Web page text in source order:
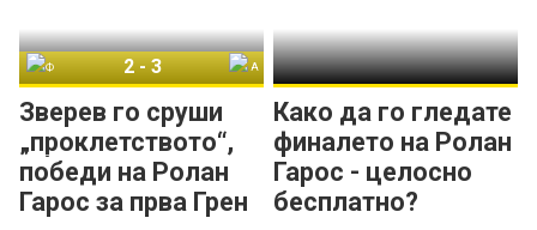
Зверев го сруши
„проклетството“,
победи на Ролан
Гарос за прва Грен
2- 3
Како да го гледате
финалето на Ролан
Гарос - целосно
бесплатно?